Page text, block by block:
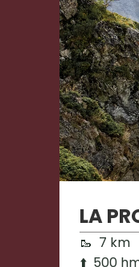
LA
🥾  7 km
⬆️  500